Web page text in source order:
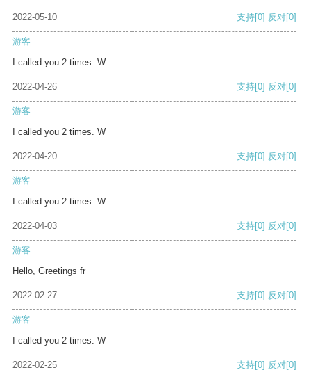
2022-05-10 支持[0] 反对[0]
游客
I called you 2 times. W
2022-04-26 支持[0] 反对[0]
游客
I called you 2 times. W
2022-04-20 支持[0] 反对[0]
游客
I called you 2 times. W
2022-04-03 支持[0] 反对[0]
游客
Hello, Greetings fr
2022-02-27 支持[0] 反对[0]
游客
I called you 2 times. W
2022-02-25 支持[0] 反对[0]